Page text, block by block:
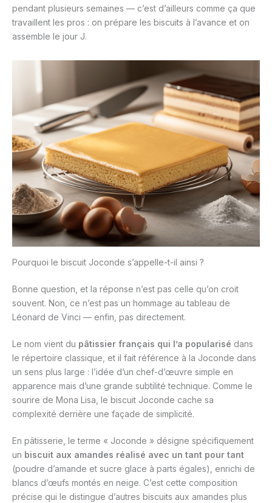
pendant plusieurs semaines — c’est d’ailleurs comme ça que
travaillent les pros : on prépare les biscuits à l’avance et on
assemble le jour J.
Pourquoi le biscuit Joconde s’appelle-t-il ainsi ?
Bonne question, et la réponse n’est pas celle qu’on croit
souvent. Non, ce n’est pas un hommage au tableau de
Léonard de Vinci — enfin, pas directement.
Le nom vient du pâtissier français qui l’a popularisé dans
le répertoire classique, et il fait référence à la Joconde dans
un sens plus large : l’idée d’un chef-d’œuvre simple en
apparence mais d’une grande subtilité technique. Comme le
sourire de Mona Lisa, le biscuit Joconde cache sa
complexité derrière une façade de simplicité.
En pâtisserie, le terme « Joconde » désigne spécifiquement
un biscuit aux amandes réalisé avec un tant pour tant
(poudre d’amande et sucre glace à parts égales), enrichi de
blancs d’œufs montés en neige. C’est cette composition
précise qui le distingue d’autres biscuits aux amandes plus